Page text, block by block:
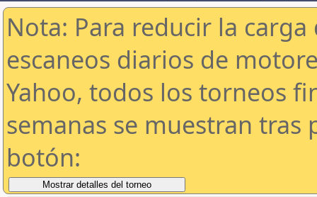
Nota: Para reducir la
escaneos diarios de
Yahoo, todos los torneos
semanas se muestran tras
botón: